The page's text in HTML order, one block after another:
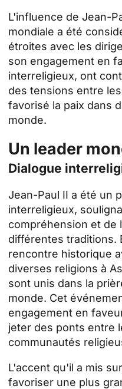
L'influence de Jean-
mondiale a été
étroites avec les
son engagement en
interreligieux, ont
des tensions entre
favorisé la paix dans
monde.
Un leader
Dialogue
Jean-Paul II a été un
interreligieux,
compréhension et de
différentes traditions.
rencontre historique
diverses religions à
sont unis dans la
monde. Cet
engagement en
jeter des ponts entre
communautés
L'accent qu'il a mis
favoriser une plus